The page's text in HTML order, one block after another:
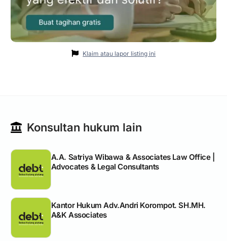
Klaim atau lapor listing ini
Konsultan hukum lain
A.A. Satriya Wibawa & Associates Law Office |
Advocates & Legal Consultants
Kantor Hukum Adv.Andri Korompot. SH.MH.
A&K Associates